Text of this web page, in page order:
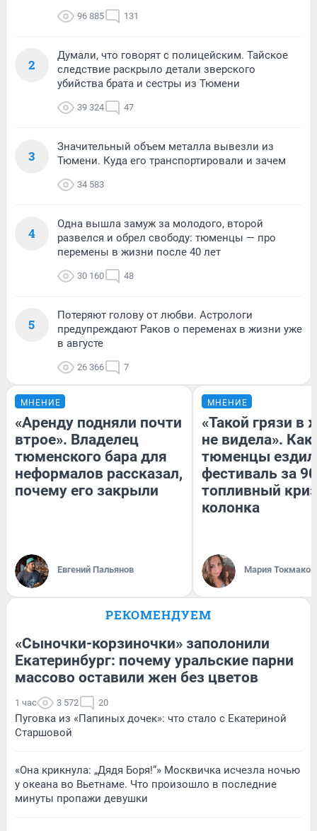
96 885 131
2
Думали, что говорят с полицейским. Тайское
следствие раскрыло детали зверского
убийства брата и сестры из Тюмени
39 324 47
3
Значительный объем металла вывезли из
Тюмени. Куда его транспортировали и зачем
34 583
4
Одна вышла замуж за молодого, второй
развелся и обрел свободу: тюменцы — про
перемены в жизни после 40 лет
30 160 48
5
Потеряют голову от любви. Астрологи
предупреждают Раков о переменах в жизни уже
в августе
26 366 7
МНЕНИЕ
«Аренду подняли почти
втрое». Владелец
тюменского бара для
неформалов рассказал,
почему его закрыли
Евгений Пальянов
МНЕНИЕ
«Такой грязи в
не видела». Как
тюменцы
фестиваль за
топливный
колонка
Мария
РЕКОМЕНДУЕМ
«Сыночки-корзиночки» заполонили
Екатеринбург: почему уральские парни
массово оставили жен без цветов
1 час 3 572 20
Пуговка из «Папиных дочек»: что стало с Екатериной
Старшовой
«Она крикнула: „Дядя Боря!“» Москвичка исчезла ночью
у океана во Вьетнаме. Что произошло в последние
минуты пропажи девушки